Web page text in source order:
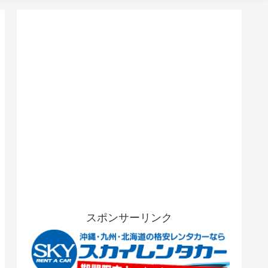
スポンサーリンク